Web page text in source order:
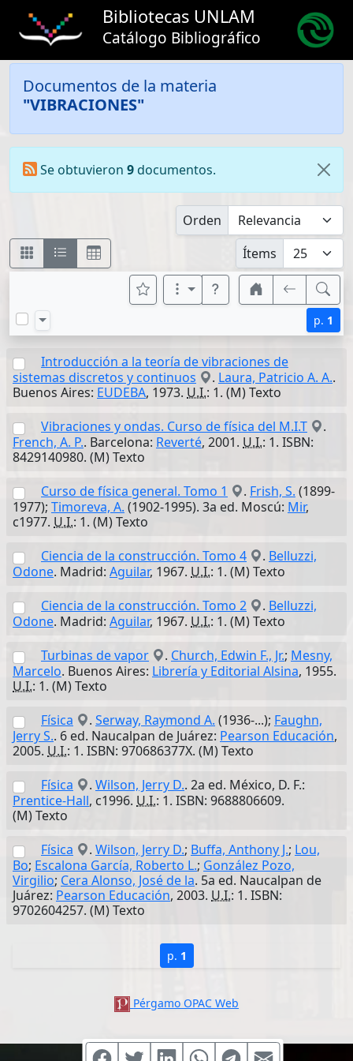
Bibliotecas UNLAM
Catálogo Bibliográfico
Documentos de la materia
"VIBRACIONES"
Se obtuvieron 9documentos.
Orden
Ítems
p. 1
Introducción a la teoría de vibraciones de
sistemas discretos y continuos
. Laura, Patricio A. A..
Buenos Aires: EUDEBA, 1973. U.I.: 1. (M) Texto
Vibraciones y ondas. Curso de física del M.I.T
.
French, A. P.. Barcelona: Reverté, 2001. U.I.: 1. ISBN:
8429140980. (M) Texto
Curso de física general. Tomo 1
. Frish, S. (1899-
1977); Timoreva, A. (1902-1995). 3a ed. Moscú: Mir,
c1977. U.I.: 1. (M) Texto
Ciencia de la construcción. Tomo 4
. Belluzzi,
Odone. Madrid: Aguilar, 1967. U.I.: 1. (M) Texto
Ciencia de la construcción. Tomo 2
. Belluzzi,
Odone. Madrid: Aguilar, 1967. U.I.: 1. (M) Texto
Turbinas de vapor
. Church, Edwin F., Jr.; Mesny,
Marcelo. Buenos Aires: Librería y Editorial Alsina, 1955.
U.I.: 1. (M) Texto
Física
. Serway, Raymond A. (1936-...); Faughn,
Jerry S.. 6 ed. Naucalpan de Juárez: Pearson Educación,
2005. U.I.: 1. ISBN: 970686377X. (M) Texto
Física
. Wilson, Jerry D.. 2a ed. México, D. F.:
Prentice-Hall, c1996. U.I.: 1. ISBN: 9688806609.
(M) Texto
Física
. Wilson, Jerry D.; Buffa, Anthony J.; Lou,
Bo; Escalona García, Roberto L.; González Pozo,
Virgilio; Cera Alonso, José de la. 5a ed. Naucalpan de
Juárez: Pearson Educación, 2003. U.I.: 1. ISBN:
9702604257. (M) Texto
p. 1
Pérgamo OPAC Web